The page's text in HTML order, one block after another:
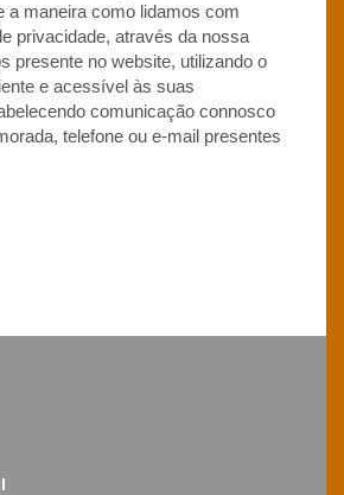
a maneira como lidamos com
privacidade, através da nossa
presente no website, utilizando o
e acessível às suas
comunicação connosco
telefone ou e-mail presentes